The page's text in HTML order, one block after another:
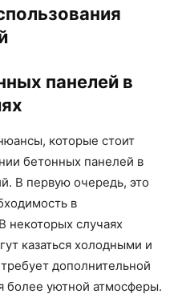
панелей в
которые стоит
бетонных панелей в
В первую очередь, это
в
некоторых случаях
казаться холодными и
дополнительной
более уютной атмосферы.